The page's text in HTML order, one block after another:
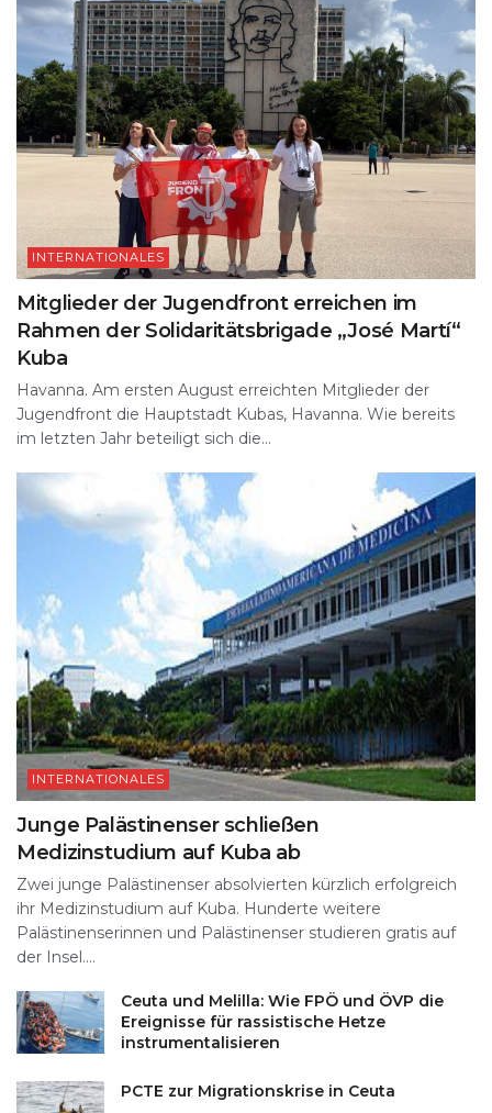
INTERNATIONALES
Mitglieder der Jugendfront erreichen im
Rahmen der Solidaritätsbrigade „José Martí“
Kuba
Havanna. Am ersten August erreichten Mitglieder der
Jugendfront die Hauptstadt Kubas, Havanna. Wie bereits
im letzten Jahr beteiligt sich die...
INTERNATIONALES
Junge Palästinenser schließen
Medizinstudium auf Kuba ab
Zwei junge Palästinenser absolvierten kürzlich erfolgreich
ihr Medizinstudium auf Kuba. Hunderte weitere
Palästinenserinnen und Palästinenser studieren gratis auf
der Insel....
Ceuta und Melilla: Wie FPÖ und ÖVP die
Ereignisse für rassistische Hetze
instrumentalisieren
PCTE zur Migrationskrise in Ceuta